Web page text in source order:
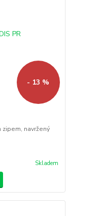
- 13 %
navržený
Skladem